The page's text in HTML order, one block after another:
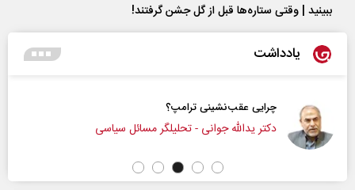
ببینید | وقتی ستاره‌ها قبل از گل جشن گرفتند!
یادداشت
چرایی عقب‌نشینی ترامپ؟
دکتر یدالله جوانی - تحلیلگر مسائل سیاسی